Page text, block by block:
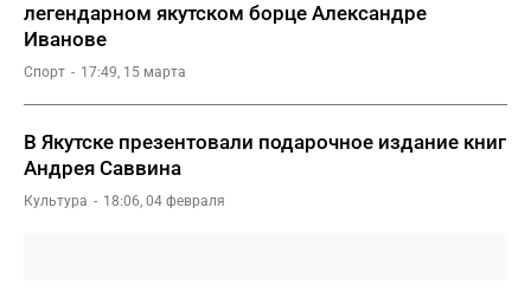
легендарном якутском борце Александре
Иванове
Спорт 17:49, 15 марта
В Якутске презентовали подарочное издание книг
Андрея Саввина
Культура 18:06, 04 февраля